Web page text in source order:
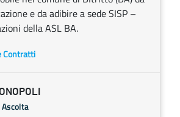
e da adibire a sede SISP –
della ASL BA.
Contratti
Ascolta